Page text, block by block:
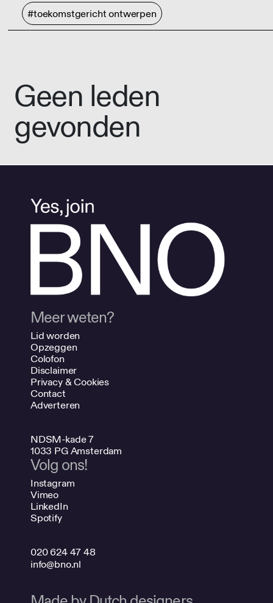
#toekomstgericht ontwerpen
Geen leden
gevonden
Meer weten?
Lid worden
Opzeggen
Colofon
Disclaimer
Privacy & Cookies
Contact
Adverteren
NDSM-kade 7
1033 PG Amsterdam
Volg ons!
Instagram
Vimeo
LinkedIn
Spotify
020 624 47 48
info@bno.nl